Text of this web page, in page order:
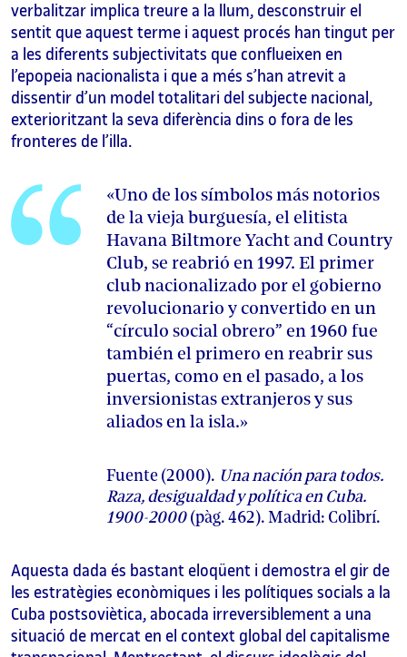
verbalitzar implica treure a la llum, desconstruir el
sentit que aquest terme i aquest procés han tingut per
a les diferents subjectivitats que conflueixen en
l’epopeia nacionalista i que a més s’han atrevit a
dissentir d’un model totalitari del subjecte nacional,
exterioritzant la seva diferència dins o fora de les
fronteres de l’illa.
«Uno de los símbolos más notorios
de la vieja burguesía, el elitista
Havana Biltmore Yacht and Country
Club, se reabrió en 1997. El primer
club nacionalizado por el gobierno
revolucionario y convertido en un
“círculo social obrero” en 1960 fue
también el primero en reabrir sus
puertas, como en el pasado, a los
inversionistas extranjeros y sus
aliados en la isla.»
Fuente (2000). Una nación para todos.
Raza, desigualdad y política en Cuba.
1900-2000 (pàg. 462). Madrid: Colibrí.
Aquesta dada és bastant eloqüent i demostra el gir de
les estratègies econòmiques i les polítiques socials a la
Cuba postsoviètica, abocada irreversiblement a una
situació de mercat en el context global del capitalisme